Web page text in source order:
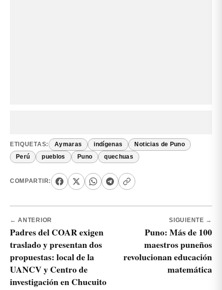
ETIQUETAS: Aymaras indígenas Noticias de Puno
Perú pueblos Puno quechuas
COMPARTIR:
← ANTERIOR
Padres del COAR exigen
traslado y presentan dos
propuestas: local de la
UANCV y Centro de
investigación en Chucuito
SIGUIENTE →
Puno: Más de 100
maestros puneños
revolucionan educación
matemática